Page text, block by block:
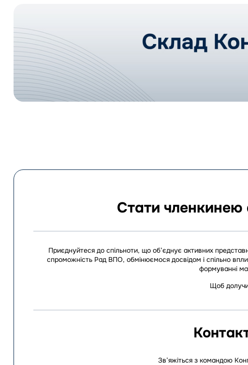
Стати
Приєднуйтеся до спільноти, що об’єднує активних
спроможність Рад ВПО, обмінюємося досвідом і спільно
формуванні
Щоб
Зв’яжіться з командою